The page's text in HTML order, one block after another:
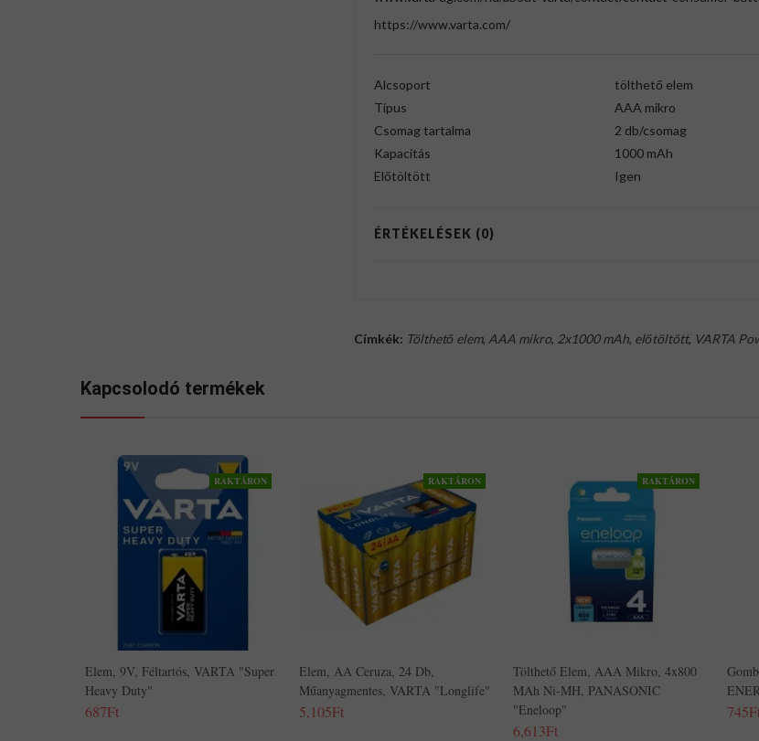
https://www.varta.com/
Alcsoport
tölthető elem
Típus
AAA mikro
Csomag tartalma
2 db/csomag
Kapacitás
1000 mAh
Előtöltött
Igen
ÉRTÉKELÉSEK (0)
Címkék: Tölthető elem, AAA mikro, 2x1000 mAh, előtöltött, VARTA
Kapcsolodó termékek
RAKTÁRON
Elem, 9V, Féltartós, VARTA "Super
Heavy Duty"
687Ft
RAKTÁRON
Elem, AA Ceruza, 24 Db,
Műanyagmentes, VARTA "Longlife"
5,105Ft
RAKTÁRON
Tölthető Elem, AAA Mikro, 4x800
MAh Ni-MH, PANASONIC
"Eneloop"
6,613Ft